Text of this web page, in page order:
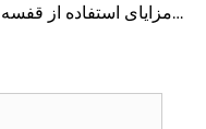
مزایای استفاده از